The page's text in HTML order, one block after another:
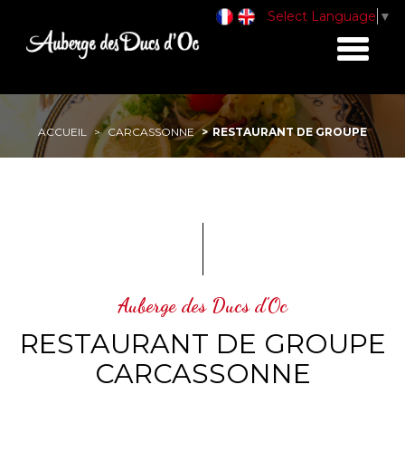
Toggle
Select Language ▼
ACCUEIL CARCASSONNE RESTAURANT DE GROUPE
Auberge des Ducs d'Oc
RESTAURANT DE GROUPE
CARCASSONNE